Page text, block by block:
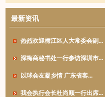
最新资讯
热烈欢迎梅江区人大常委会副...
深梅商秘书处一行参访深圳市...
以球会友凝乡情 广东省客...
我会执行会长杜尚顺一行出席...